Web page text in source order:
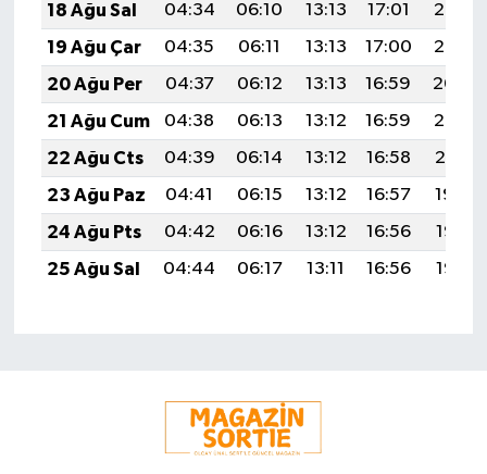
18 Ağu Sal
04:34 06:10 13:13 17:01
20:07
19 Ağu Çar
04:35 06:11 13:13 17:00
20:05
20 Ağu Per
04:37 06:12 13:13 16:59
20:04
21 Ağu Cum
04:38 06:13 13:12 16:59
20:02
22 Ağu Cts
04:39 06:14 13:12 16:58
20:01
23 Ağu Paz
04:41 06:15 13:12 16:57
19:59
24 Ağu Pts
04:42 06:16 13:12 16:56
19:58
25 Ağu Sal
04:44 06:17 13:11 16:56 19:56